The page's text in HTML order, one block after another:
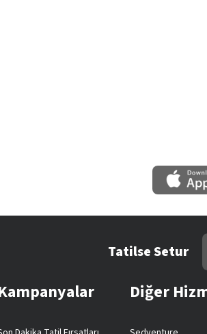
Tatilse Setur
Diğer